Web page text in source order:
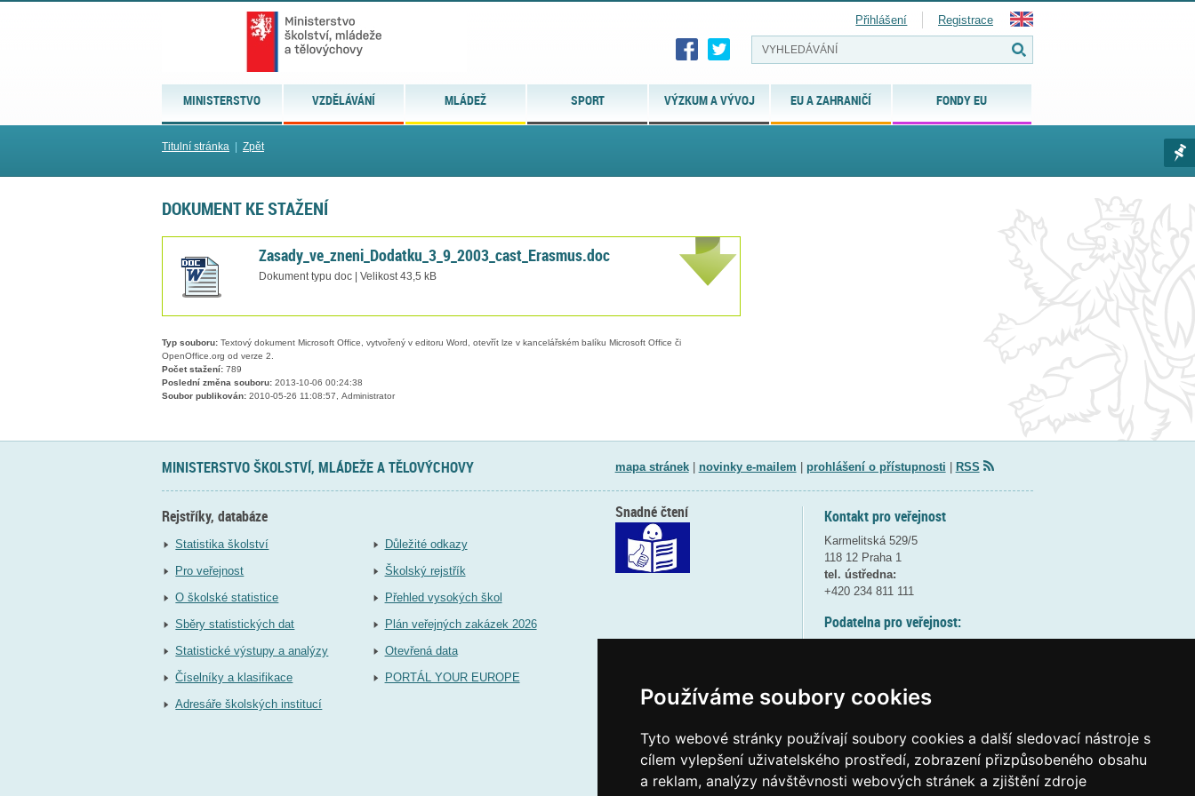
Používáme soubory cookies
Tyto webové stránky používají soubory cookies a další sledovací nástroje s
cílem vylepšení uživatelského prostředí, zobrazení přizpůsobeného obsahu
a reklam, analýzy návštěvnosti webových stránek a zjištění zdroje
MINISTERSTVO VZDĚLÁVÁNÍ MLÁDEŽ SPORT VÝZKUM A VÝVOJ EU A ZAHRANIČÍ FONDY EU
Přihlášení Registrace
Titulní stránka Zpět
DOKUMENT KE STAŽENÍ
Zasady_ve_zneni_Dodatku_3_9_2003_cast_Erasmus.doc
Dokument typu doc | Velikost 43,5 kB
Typ souboru: Textový dokument Microsoft Office, vytvořený v editoru Word, otevřít lze v kancelářském balíku Microsoft Office či
OpenOffice.org od verze 2.
Počet stažení: 789
Poslední změna souboru: 2013-10-06 00:24:38
Soubor publikován: 2010-05-26 11:08:57, Administrator
MINISTERSTVO ŠKOLSTVÍ, MLÁDEŽE A TĚLOVÝCHOVY mapa stránek| novinky e-mailem prohlášení o přístupnosti RSS
Rejstříky, databáze
Statistika školství
Pro veřejnost
O školské statistice
Sběry statistických dat
Statistické výstupy a analýzy
Číselníky a klasifikace
Adresáře školských institucí
Důležité odkazy
Školský rejstřík
Přehled vysokých škol
Plán veřejných zakázek 2026
Otevřená data
PORTÁL YOUR EUROPE
Kontakt pro veřejnost
Karmelitská 529/5
118 12 Praha 1
tel. ústředna:
+420 234 811 111
Podatelna pro veřejnost:
(více informací
Elektronická podatelna:
posta@msmtgov cz
Snadné čtení